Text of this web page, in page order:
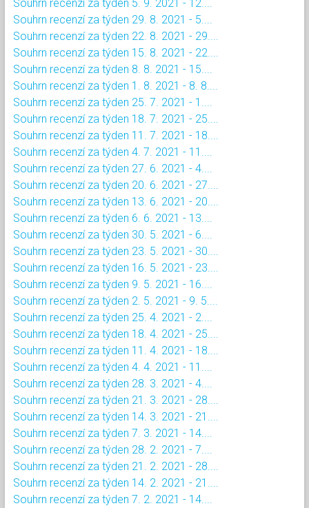
Souhrn recenzí za týden 5. 9. 2021 - 12....
Souhrn recenzí za týden 29. 8. 2021 - 5....
Souhrn recenzí za týden 22. 8. 2021 - 29....
Souhrn recenzí za týden 15. 8. 2021 - 22....
Souhrn recenzí za týden 8. 8. 2021 - 15....
Souhrn recenzí za týden 1. 8. 2021 - 8. 8....
Souhrn recenzí za týden 25. 7. 2021 - 1....
Souhrn recenzí za týden 18. 7. 2021 - 25....
Souhrn recenzí za týden 11. 7. 2021 - 18....
Souhrn recenzí za týden 4. 7. 2021 - 11....
Souhrn recenzí za týden 27. 6. 2021 - 4....
Souhrn recenzí za týden 20. 6. 2021 - 27....
Souhrn recenzí za týden 13. 6. 2021 - 20....
Souhrn recenzí za týden 6. 6. 2021 - 13....
Souhrn recenzí za týden 30. 5. 2021 - 6....
Souhrn recenzí za týden 23. 5. 2021 - 30....
Souhrn recenzí za týden 16. 5. 2021 - 23....
Souhrn recenzí za týden 9. 5. 2021 - 16....
Souhrn recenzí za týden 2. 5. 2021 - 9. 5....
Souhrn recenzí za týden 25. 4. 2021 - 2....
Souhrn recenzí za týden 18. 4. 2021 - 25....
Souhrn recenzí za týden 11. 4. 2021 - 18....
Souhrn recenzí za týden 4. 4. 2021 - 11....
Souhrn recenzí za týden 28. 3. 2021 - 4....
Souhrn recenzí za týden 21. 3. 2021 - 28....
Souhrn recenzí za týden 14. 3. 2021 - 21....
Souhrn recenzí za týden 7. 3. 2021 - 14....
Souhrn recenzí za týden 28. 2. 2021 - 7....
Souhrn recenzí za týden 21. 2. 2021 - 28....
Souhrn recenzí za týden 14. 2. 2021 - 21....
Souhrn recenzí za týden 7. 2. 2021 - 14....